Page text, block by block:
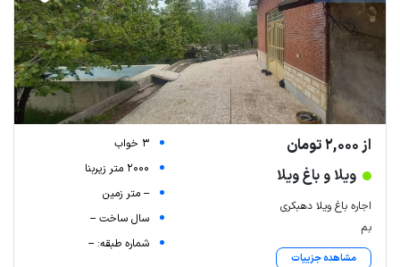
از 2,000 تومان
ویلا و باغ ویلا
اجاره باغ ویلا دهبکری
بم
مشاهده جزییات
3 خواب
2000 متر زیربنا
-- متر زمین
سال ساخت --
شماره طبقه: --